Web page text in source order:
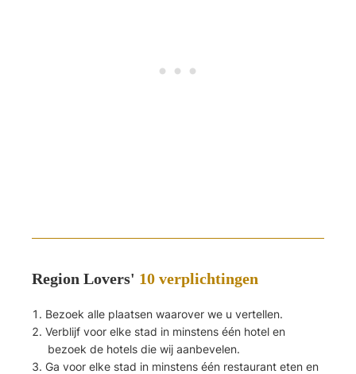
Region Lovers' 10 verplichtingen
Bezoek alle plaatsen waarover we u vertellen.
Verblijf voor elke stad in minstens één hotel en
bezoek de hotels die wij aanbevelen.
Ga voor elke stad in minstens één restaurant eten en